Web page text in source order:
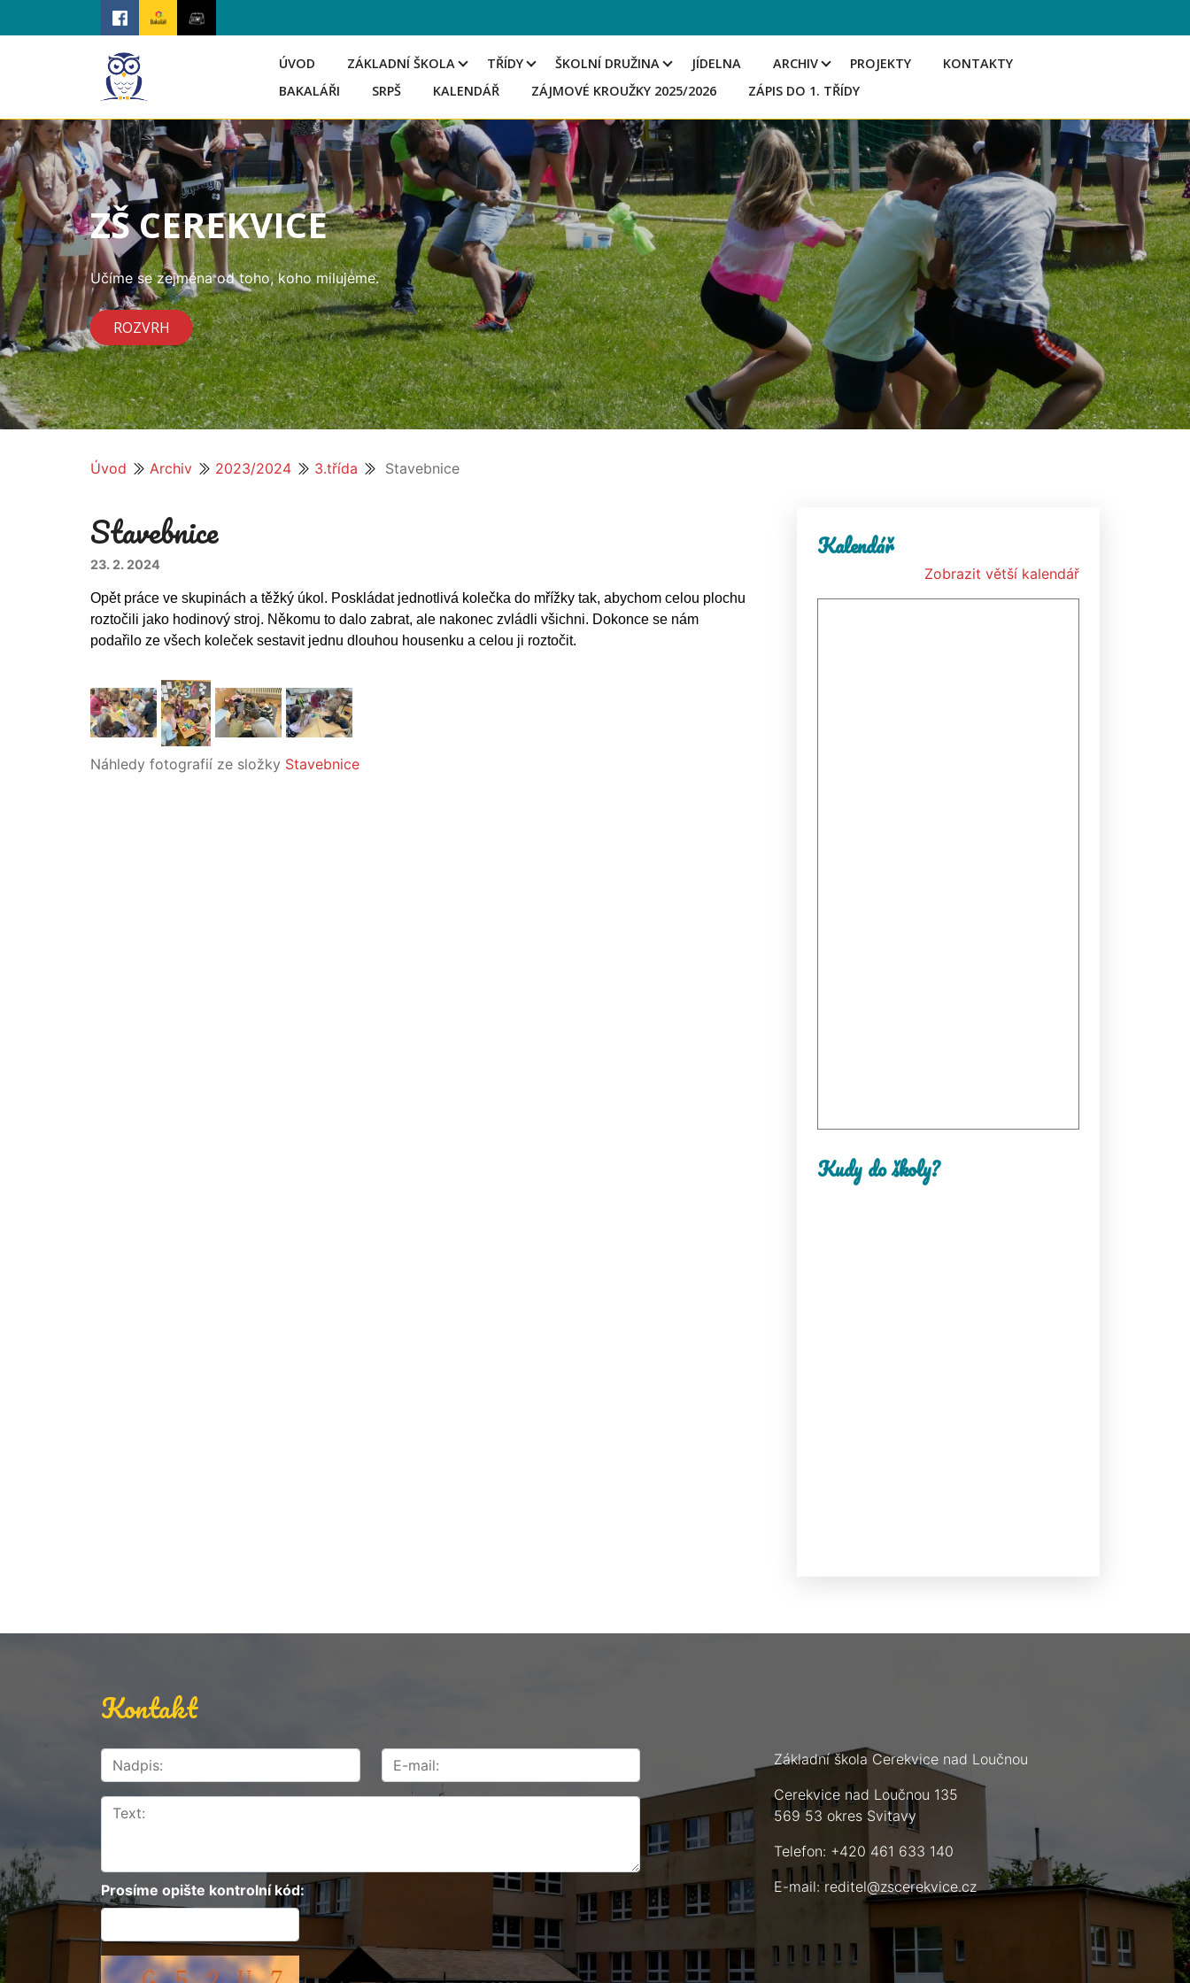
ÚVOD ZÁKLADNÍ ŠKOLA TŘÍDY ŠKOLNÍ DRUŽINA JÍDELNA ARCHIV PROJEKTY
KONTAKTY
BAKALÁŘI
SRPŠ KALENDÁŘ ZÁJMOVÉ KROUŽKY 2025/2026 ZÁPIS DO 1. TŘÍDY
ZŠ CEREKVICE
Učíme se zejména od toho, koho milujeme.
ROZVRH
Úvod Archiv 2023/2024 3.třída Stavebnice
Stavebnice
23. 2. 2024
Opět práce ve skupinách a těžký úkol. Poskládat jednotlivá kolečka do mřížky tak, abychom celou plochu
roztočili jako hodinový stroj. Někomu to dalo zabrat, ale nakonec zvládli všichni. Dokonce se nám
podařilo ze všech koleček sestavit jednu dlouhou housenku a celou ji roztočit.
Náhledy fotografií ze složky Stavebnice
Kalendář
Zobrazit větší kalendář
Kudy do školy?
Kontakt
Prosíme opište kontrolní kód:
Základní škola Cerekvice nad Loučnou
Cerekvice nad Loučnou 135
569 53 okres Svitavy
Telefon: +420 461 633 140
E-mail:reditel@zscerekvice.cz